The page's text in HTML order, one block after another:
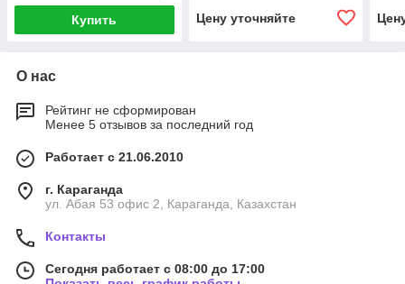
Купить Цену уточняйте
О нас
Рейтинг не сформирован
Менее 5 отзывов за последний год
Работает с 21.06.2010
г. Караганда
ул. Абая 53 офис 2, Караганда, Казахстан
Контакты
Сегодня работает с 08:00 до 17:00